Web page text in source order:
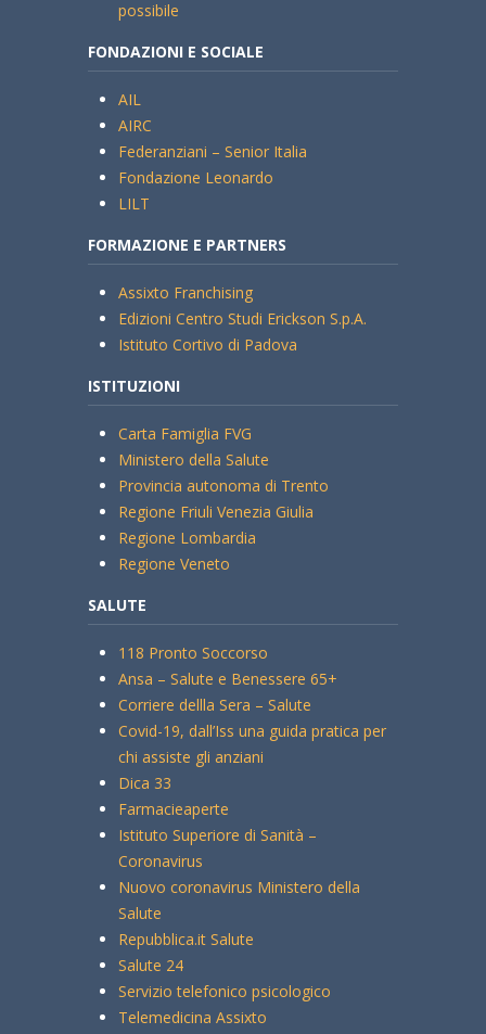
possibile
FONDAZIONI E SOCIALE
AIL
AIRC
Federanziani – Senior Italia
Fondazione Leonardo
LILT
FORMAZIONE E PARTNERS
Assixto Franchising
Edizioni Centro Studi Erickson S.p.A.
Istituto Cortivo di Padova
ISTITUZIONI
Carta Famiglia FVG
Ministero della Salute
Provincia autonoma di Trento
Regione Friuli Venezia Giulia
Regione Lombardia
Regione Veneto
SALUTE
118 Pronto Soccorso
Ansa – Salute e Benessere 65+
Corriere dellla Sera – Salute
Covid-19, dall’Iss una guida pratica per
chi assiste gli anziani
Dica 33
Farmacieaperte
Istituto Superiore di Sanità –
Coronavirus
Nuovo coronavirus Ministero della
Salute
Repubblica.it Salute
Salute 24
Servizio telefonico psicologico
Telemedicina Assixto